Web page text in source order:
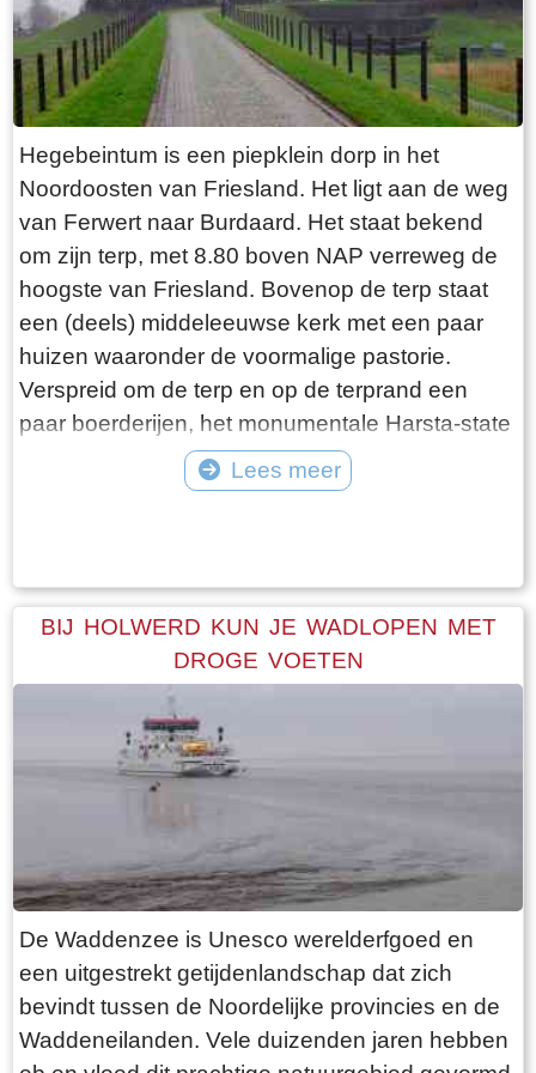
waar. De laatste bewoner van Jongemastate
was Burgemeester van Slooten. Hij was
burgemeester van de gemeente
Rauwerderhem. Het voormalige gemeentehuis
staat een eindje verderop. Het is moeilijk voor te
stellen maar toen hij verhuisde heeft hij de state
met de grond gelijk laten maken. Misschien
heeft hij tevergeefs een advertentie geplaatst in
de Leeuwarder Courant met de vraag of iemand
zijn ambtswoning zou willen overnemen voor
een schappelijk prijsje. Wellicht bij gebrek aan
belangstelling heeft Burgemeester van Slooten
er korte metten mee gemaakt. Opgeruimd staat
netjes moet hij hebben gedacht, terwijl hij de
deur voor de laatste keer achter zich sloot!
Hegebeintum is een piepklein dorp in het
Noordoosten van Friesland. Het ligt aan de weg
van Ferwert naar Burdaard. Het staat bekend
om zijn terp, met 8.80 boven NAP verreweg de
hoogste van Friesland. Bovenop de terp staat
een (deels) middeleeuwse kerk met een paar
huizen waaronder de voormalige pastorie.
Verspreid om de terp en op de terprand een
paar boerderijen, het monumentale Harsta-state
en een dozijn huizen. Gisteren was ik er op een
druilerige dag in december. Voordeel van deze
optimaal uitzicht op de terp en haar bebouwing.
Een ideale dag voor een “rondje om de kerk”.
Vanaf de parkeerplaats bij het
bezoekerscentrum loop je via een voetpad van
rode klinkers de terp op. De kerk is helaas dicht,
want deze is aan de binnenkant ook de moeite
waard. Er hangt een aantal historische houten
rouwborden aan de muur. In de huizen brandt
licht en de kachel. Aan de andere kant van de
terp loop je weer naar beneden, nu via voetpad
van gele klinkers. Als je daarna links aanhoudt
kom je gewoon weer uit waar je bent begonnen.
Het is moeilijk voor te stellen dat een dergelijk
terp ooit door mensenhanden is gemaakt.
Terpen hadden een belangrijke functie als
Lees meer
BIJ HOLWERD KUN JE WADLOPEN MET
DROGE VOETEN
De Waddenzee is Unesco werelderfgoed en
een uitgestrekt getijdenlandschap dat zich
bevindt tussen de Noordelijke provincies en de
Waddeneilanden. Vele duizenden jaren hebben